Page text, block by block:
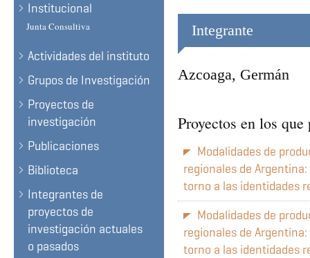
Institucional
Junta Consultiva
Actividades del instituto
Grupos de Investigación
Proyectos de
investigación
Publicaciones
Biblioteca
Integrantes de
proyectos de
investigación actuales
o pasados
Integrante
Azcoaga, Germán
Proyectos en los
Modalidades de
regionales de
torno a las identidades
Modalidades de
regionales de
torno a las identidades